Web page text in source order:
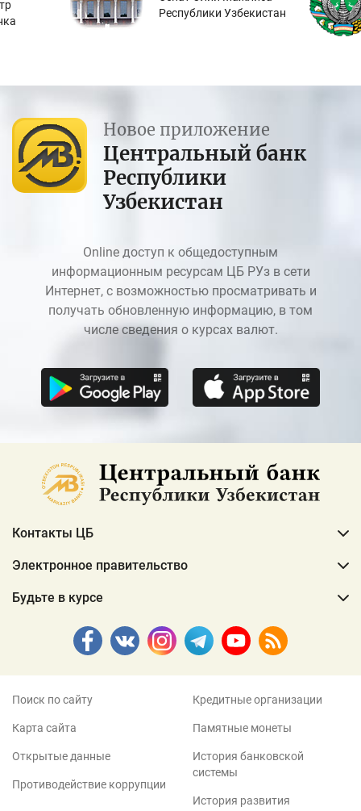
Республики Узбекистан
Новое приложение
Центральный банк
Республики
Узбекистан
Online доступ к общедоступным
информационным ресурсам ЦБ РУз в сети
Интернет, с возможностью просматривать и
получать обновленную информацию, в том
числе сведения о курсах валют.
Контакты ЦБ
Электронное правительство
Будьте в курсе
Поиск по сайту
Карта сайта
Открытые данные
Противодействие коррупции
Кредитные организации
Памятные монеты
История банковской
системы
История развития